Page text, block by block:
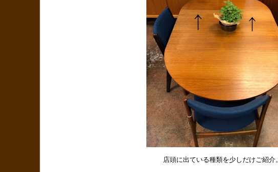
店頭に出ている種類を少しだけご紹介